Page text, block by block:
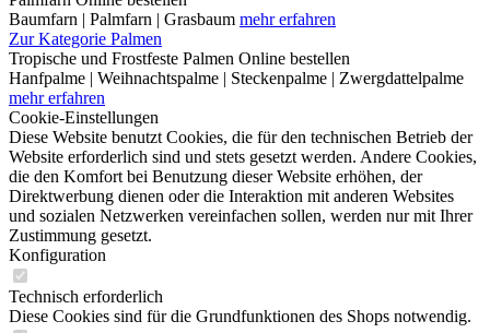
Baumfarn | Palmfarn | Grasbaum mehr erfahren
Zur Kategorie Palmen
Tropische und Frostfeste Palmen Online bestellen
Hanfpalme | Weihnachtspalme | Steckenpalme | Zwergdattelpalme
mehr erfahren
Cookie-Einstellungen
Diese Website benutzt Cookies, die für den technischen Betrieb der
Website erforderlich sind und stets gesetzt werden. Andere Cookies,
die den Komfort bei Benutzung dieser Website erhöhen, der
Direktwerbung dienen oder die Interaktion mit anderen Websites
und sozialen Netzwerken vereinfachen sollen, werden nur mit Ihrer
Zustimmung gesetzt.
Konfiguration
Technisch erforderlich
Diese Cookies sind für die Grundfunktionen des Shops notwendig.